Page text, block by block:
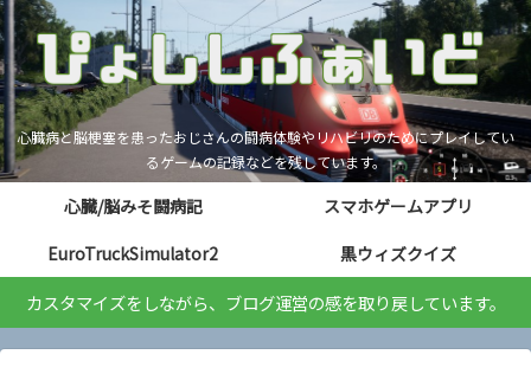
心臓病と脳梗塞を患ったおじさんの闘病体験やリハビリのためにプレイしてい
るゲームの記録などを残しています。
心臓/脳みそ闘病記
スマホゲームアプリ
EuroTruckSimulator2
黒ウィズクイズ
カスタマイズをしながら、ブログ運営の感を取り戻しています。